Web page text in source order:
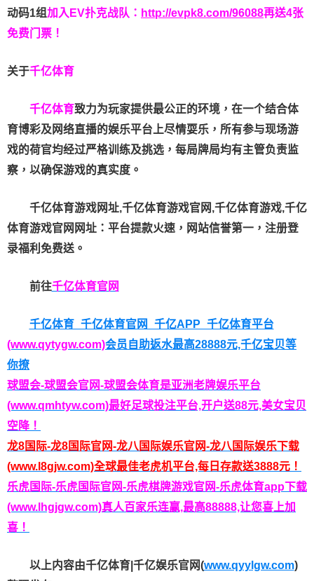
动码1组加入EV扑克战队： http://evpk8.com/96088再送4张
免费门票！
关于千亿体育
千亿体育致力为玩家提供最公正的环境，在一个结合体
育博彩及网络直播的娱乐平台上尽情耍乐，所有参与现场游
戏的荷官均经过严格训练及挑选，每局牌局均有主管负责监
察，以确保游戏的真实度。
千亿体育游戏网址,千亿体育游戏官网,千亿体育游戏,千亿
体育游戏官网网址：平台提款火速，网站信誉第一，注册登
录福利免费送。
前往千亿体育官网
千亿体育_千亿体育官网_千亿APP_千亿体育平台
(www.qytygw.com)会员自助返水最高28888元,千亿宝贝等
你撩
球盟会-球盟会官网-球盟会体育是亚洲老牌娱乐平台
(www.qmhtyw.com)最好足球投注平台,开户送88元,美女宝贝
空降！
龙8国际-龙8国际官网-龙八国际娱乐官网-龙八国际娱乐下载
(www.l8gjw.com)全球最佳老虎机平台,每日存款送3888元！
乐虎国际-乐虎国际官网-乐虎棋牌游戏官网-乐虎体育app下载
(www.lhgjgw.com)真人百家乐连赢,最高88888,让您喜上加
喜！
以上内容由千亿体育|千亿娱乐官网(www.qyylgw.com)